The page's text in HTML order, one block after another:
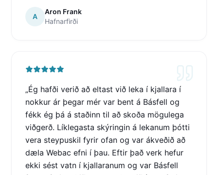
A
Aron Frank
Hafnarfirði
„Ég hafði verið að eltast við leka í kjallara í
nokkur ár þegar mér var bent á Básfell og
fékk ég þá á staðinn til að skoða mögulega
viðgerð. Líklegasta skýringin á lekanum þótti
vera steypuskil fyrir ofan og var ákveðið að
dæla Webac efni í þau. Eftir það verk hefur
ekki sést vatn í kjallaranum og var Básfell